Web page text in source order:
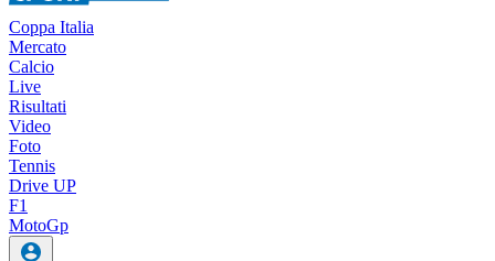
Coppa Italia
Mercato
Calcio
Live
Risultati
Video
Foto
Tennis
Drive UP
F1
MotoGp